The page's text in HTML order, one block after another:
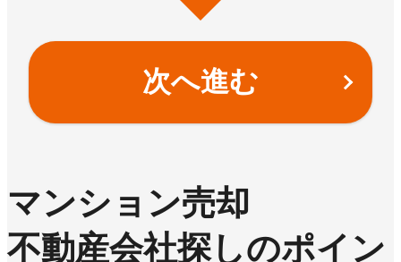
次へ進む
マンション売却
不動産会社探しのポイン